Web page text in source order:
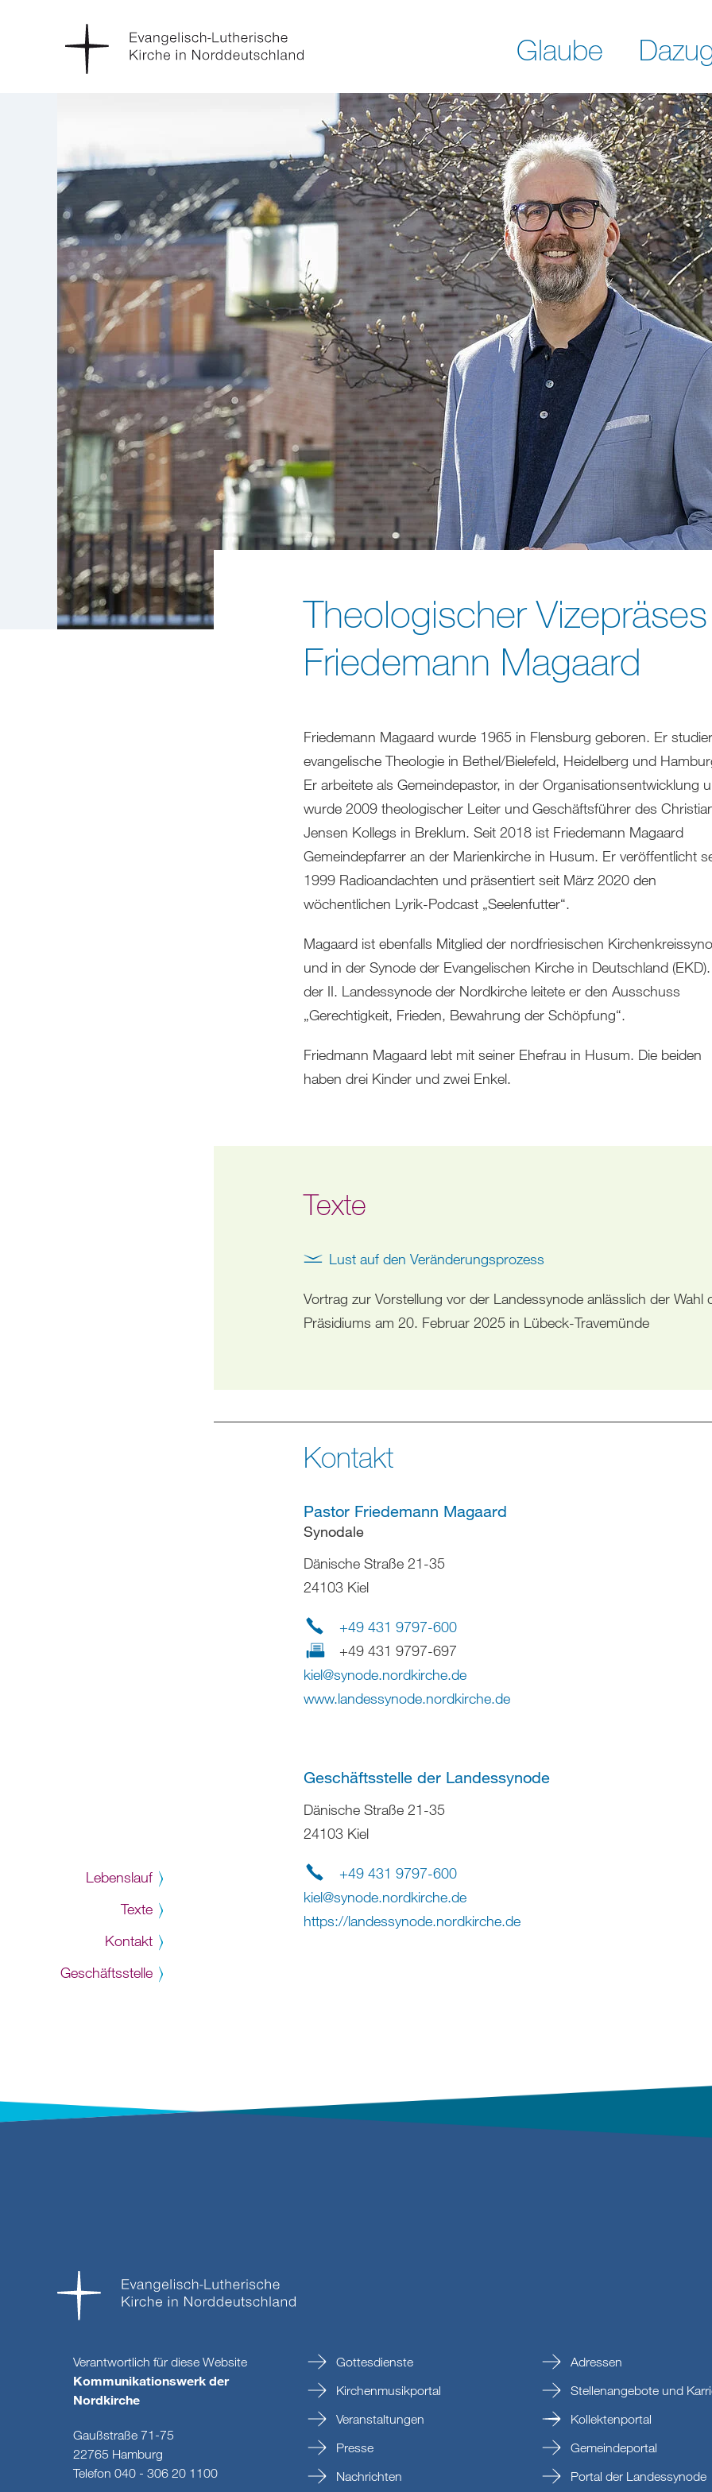
Glaube
Lebenslauf
Texte
Kontakt
Geschäftsstelle
Theologischer Vizepräses
Friedemann Magaard
Friedemann Magaard wurde 1965 in Flensburg geboren. Er
evangelische Theologie in Bethel/Bielefeld, Heidelberg und
Er arbeitete als Gemeindepastor, in der Organisationsentwicklung
wurde 2009 theologischer Leiter und Geschäftsführer des
Jensen Kollegs in Breklum. Seit 2018 ist Friedemann Magaard
Gemeindepfarrer an der Marienkirche in Husum. Er veröffentlicht
1999 Radioandachten und präsentiert seit März 2020 den
wöchentlichen Lyrik-Podcast „Seelenfutter“.
Magaard ist ebenfalls Mitglied der nordfriesischen
und in der Synode der Evangelischen Kirche in Deutschland
der II. Landessynode der Nordkirche leitete er den Ausschuss
„Gerechtigkeit, Frieden, Bewahrung der Schöpfung“.
Friedmann Magaard lebt mit seiner Ehefrau in Husum. Die beiden
haben drei Kinder und zwei Enkel.
Texte
Lust auf den Veränderungsprozess
Vortrag zur Vorstellung vor der Landessynode anlässlich der Wahl
Präsidiums am 20. Februar 2025 in Lübeck-Travemünde
Kontakt
Pastor Friedemann Magaard
Synodale
Dänische Straße 21-35
24103 Kiel
+49 431 9797-600
+49 431 9797-697
kiel@synode.nordkirche.de
www.landessynode.nordkirche.de
Geschäftsstelle der Landessynode
Dänische Straße 21-35
24103 Kiel
+49 431 9797-600
kiel@synode.nordkirche.de
https://landessynode.nordkirche.de
Verantwortlich für diese Website
Kommunikationswerk der
Nordkirche
Gaußstraße 71-75
22765 Hamburg
Telefon 040 - 306 20 1100
Gottesdienste
Kirchenmusikportal
Veranstaltungen
Presse
Nachrichten
Adressen
Stellenangebote und
Kollektenportal
Gemeindeportal
Portal der Landessynode